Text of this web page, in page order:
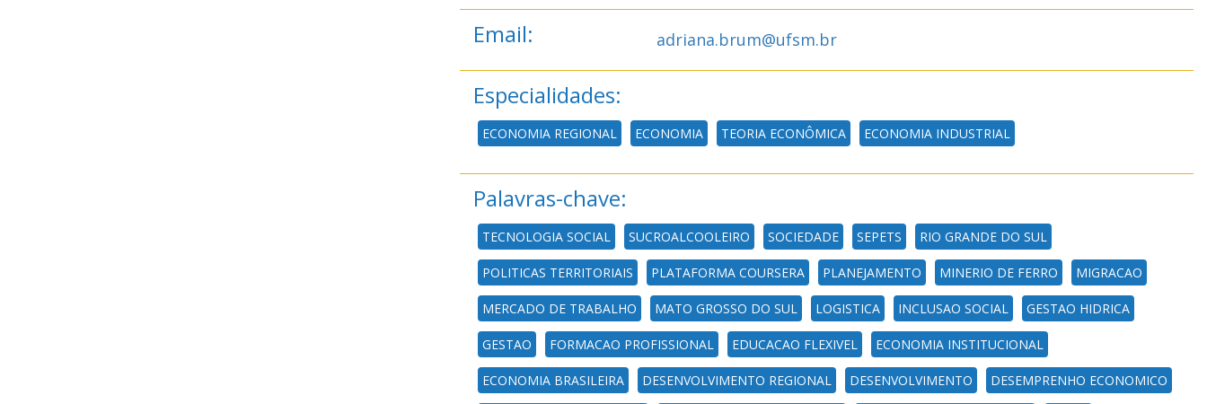
Email: adriana.brum@ufsm.br
Especialidades:
ECONOMIA REGIONAL ECONOMIA TEORIA ECONÔMICA ECONOMIA INDUSTRIAL
Palavras-chave:
TECNOLOGIA SOCIAL SUCROALCOOLEIRO SOCIEDADE SEPETS RIO GRANDE DO SUL
POLITICAS TERRITORIAIS PLATAFORMA COURSERA PLANEJAMENTO MINERIO DE FERRO MIGRACAO
MERCADO DE TRABALHO MATO GROSSO DO SUL LOGISTICA INCLUSAO SOCIAL GESTAO HIDRICA
GESTAO FORMACAO PROFISSIONAL EDUCACAO FLEXIVEL ECONOMIA INSTITUCIONAL
ECONOMIA BRASILEIRA DESENVOLVIMENTO REGIONAL DESENVOLVIMENTO DESEMPRENHO ECONOMICO